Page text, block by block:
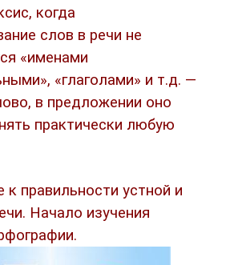
когда
слов в речи не
«именами
«глаголами» и т.д. —
в предложении оно
практически любую
к правильности устной и
Начало изучения